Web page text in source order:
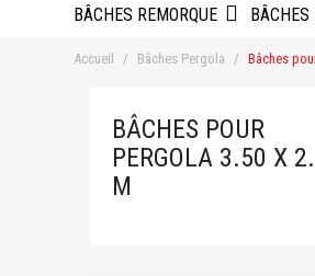
BÂCHES REMORQUE BÂCHES
Accueil Bâches Pergola Bâches
BÂCHES POUR
PERGOLA 3.50 X
M